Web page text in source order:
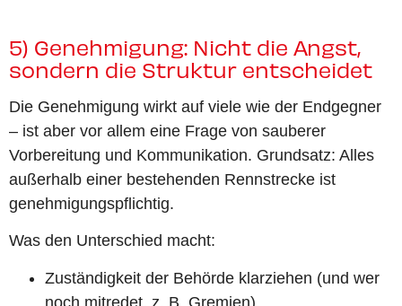
5) Genehmigung: Nicht die Angst,
sondern die Struktur entscheidet
Die Genehmigung wirkt auf viele wie der Endgegner
– ist aber vor allem eine Frage von sauberer
Vorbereitung und Kommunikation. Grundsatz: Alles
außerhalb einer bestehenden Rennstrecke ist
genehmigungspflichtig.
Was den Unterschied macht:
Zuständigkeit der Behörde klarziehen (und wer
noch mitredet, z. B. Gremien).